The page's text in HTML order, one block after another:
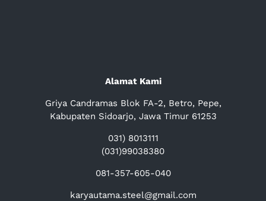
Alamat Kami
Griya Candramas Blok FA-2, Betro, Pepe,
Kabupaten Sidoarjo, Jawa Timur 61253
031) 8013111
(031)99038380
081-357-605-040
karyautama.steel@gmail.com